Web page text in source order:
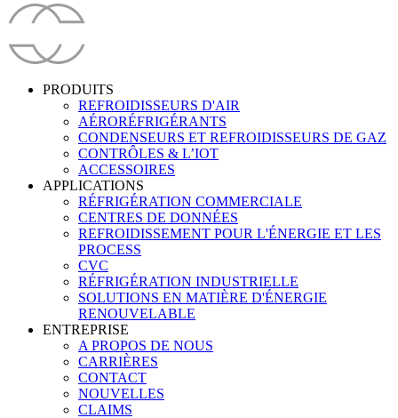
PRODUITS
REFROIDISSEURS D'AIR
AÉRORÉFRIGÉRANTS
CONDENSEURS ET REFROIDISSEURS DE GAZ
CONTRÔLES & L’IOT
ACCESSOIRES
APPLICATIONS
RÉFRIGÉRATION COMMERCIALE
CENTRES DE DONNÉES
REFROIDISSEMENT POUR L'ÉNERGIE ET LES
PROCESS
CVC
RÉFRIGÉRATION INDUSTRIELLE
SOLUTIONS EN MATIÈRE D'ÉNERGIE
RENOUVELABLE
ENTREPRISE
A PROPOS DE NOUS
CARRIÈRES
CONTACT
NOUVELLES
CLAIMS